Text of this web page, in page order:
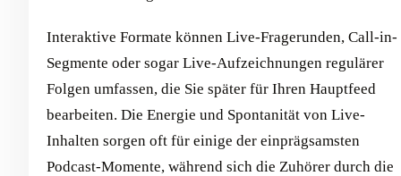
Interaktive Formate können Live-Fragerunden, Call-in-
Segmente oder sogar Live-Aufzeichnungen regulärer
Folgen umfassen, die Sie später für Ihren Hauptfeed
bearbeiten. Die Energie und Spontanität von Live-
Inhalten sorgen oft für einige der einprägsamsten
Podcast-Momente, während sich die Zuhörer durch die